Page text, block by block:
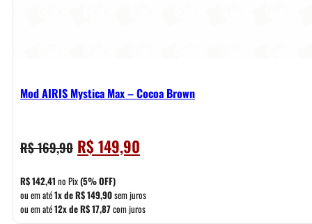
Mod AIRIS Mystica Max – Cocoa Brown
R$169,90 O
preço
original
era:
R$ 169,90.
R$149,90
preço
é:
R$ 149,90.
R$142,41 no Pix(5% OFF)
ou em até1x deR$149,90sem juros
ou em até12x deR$17,87com juros